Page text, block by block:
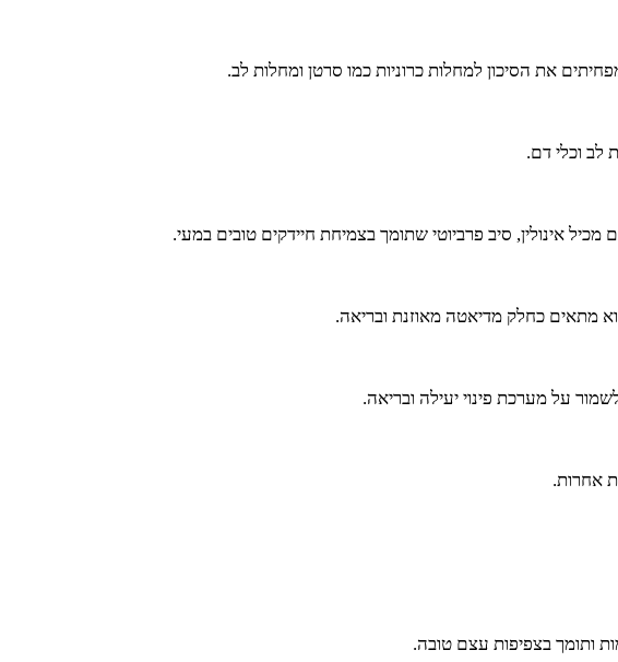
אינולין, סיב פרביוטי שתומך בצמיחת חיידקים טובים במעי.
מתאים כחלק מדיאטה מאוזנת ובריאה.
על מערכת פינוי יעילה ובריאה.
אחרות.